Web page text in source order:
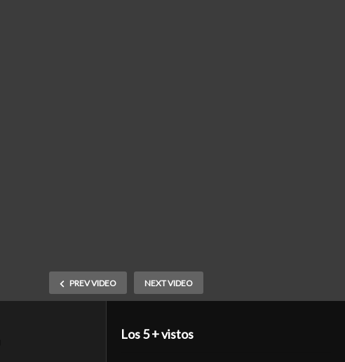
PREV VIDEO NEXT VIDEO
Los 5 + vistos